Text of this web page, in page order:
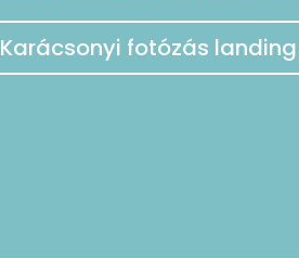
Karácsonyi fotózás landing